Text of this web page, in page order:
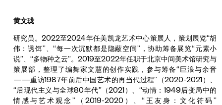
黄文珑
研究员。2022至2024年任美凯龙艺术中心策展人，策划展览“胡
伟：诱饵”、“每一次沉默都是隐蔽空间”，协助筹备展览“元素小
说”、“多物种之云”。2019至2022年任职于北京中间美术馆研究与
策展部，整理了编舞家文慧的创作实践，参与筹备“巨浪与余音
——重访1987年前后中国艺术的再当代过程”（2020-2021）、
“后现代主义与全球80年代”（2021）、“动情：1949后变局中的
情感与艺术观念”（2019-2020）、“王友身：文化符码”